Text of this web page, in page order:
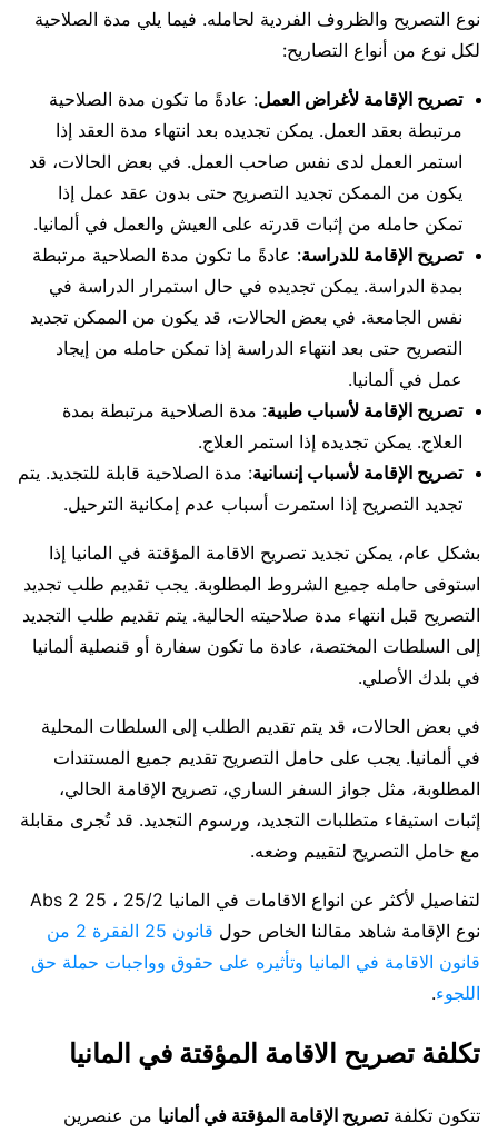
نوع التصريح والظروف الفردية لحامله. فيما يلي مدة الصلاحية
لكل نوع من أنواع التصاريح:
تصريح الإقامة لأغراض العمل: عادةً ما تكون مدة الصلاحية
مرتبطة بعقد العمل. يمكن تجديده بعد انتهاء مدة العقد إذا
استمر العمل لدى نفس صاحب العمل. في بعض الحالات، قد
يكون من الممكن تجديد التصريح حتى بدون عقد عمل إذا
تمكن حامله من إثبات قدرته على العيش والعمل في ألمانيا.
تصريح الإقامة للدراسة: عادةً ما تكون مدة الصلاحية مرتبطة
بمدة الدراسة. يمكن تجديده في حال استمرار الدراسة في
نفس الجامعة. في بعض الحالات، قد يكون من الممكن تجديد
التصريح حتى بعد انتهاء الدراسة إذا تمكن حامله من إيجاد
عمل في ألمانيا.
تصريح الإقامة لأسباب طبية: مدة الصلاحية مرتبطة بمدة
العلاج. يمكن تجديده إذا استمر العلاج.
تصريح الإقامة لأسباب إنسانية: مدة الصلاحية قابلة للتجديد. يتم
تجديد التصريح إذا استمرت أسباب عدم إمكانية الترحيل.
بشكل عام، يمكن تجديد تصريح الاقامة المؤقتة في المانيا إذا
استوفى حامله جميع الشروط المطلوبة. يجب تقديم طلب تجديد
التصريح قبل انتهاء مدة صلاحيته الحالية. يتم تقديم طلب التجديد
إلى السلطات المختصة، عادة ما تكون سفارة أو قنصلية ألمانيا
في بلدك الأصلي.
في بعض الحالات، قد يتم تقديم الطلب إلى السلطات المحلية
في ألمانيا. يجب على حامل التصريح تقديم جميع المستندات
المطلوبة، مثل جواز السفر الساري، تصريح الإقامة الحالي،
إثبات استيفاء متطلبات التجديد، ورسوم التجديد. قد تُجرى مقابلة
مع حامل التصريح لتقييم وضعه.
لتفاصيل لأكثر عن انواع الاقامات في المانيا 25/2 ، 25 Abs 2
نوع الإقامة شاهد مقالنا الخاص حول
قانون 25 الفقرة 2 من
قانون الاقامة في المانيا وتأثيره على حقوق وواجبات حملة حق
اللجوء.
تكلفة تصريح الاقامة المؤقتة في المانيا
تتكون تكلفةتصريح الإقامة المؤقتة في ألمانيا من عنصرين